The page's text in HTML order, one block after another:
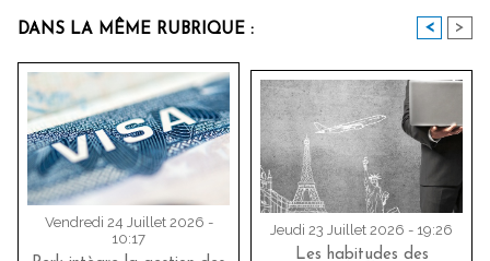
DANS LA MÊME RUBRIQUE : < >
Vendredi 24 Juillet 2026 -
10:17
Jeudi 23 Juillet 2026 - 19:26
Les habitudes des